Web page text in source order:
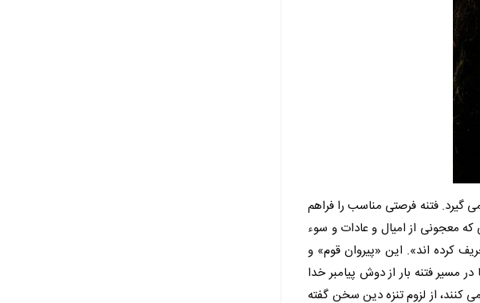
گیرد. فتنه فرصتی مناسب را فراهم
معجونی از امیال و عادات و سوء
کرده اند». این «پیروان قوم» و
مسیر فتنه بار از دوش پیامبر خدا
کنند، از لزوم تنزه دین سخن گفته